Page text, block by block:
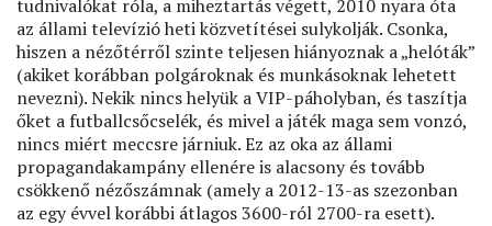
tudnivalókat róla, a miheztartás végett, 2010 nyara óta
az állami televízió heti közvetítései sulykolják. Csonka,
hiszen a nézőtérről szinte teljesen hiányoznak a „helóták”
(akiket korábban polgároknak és munkásoknak lehetett
nevezni). Nekik nincs helyük a VIP-páholyban, és taszítja
őket a futballcsőcselék, és mivel a játék maga sem vonzó,
nincs miért meccsre járniuk. Ez az oka az állami
propagandakampány ellenére is alacsony és tovább
csökkenő nézőszámnak (amely a 2012-13-as szezonban
az egy évvel korábbi átlagos 3600-ról 2700-ra esett).